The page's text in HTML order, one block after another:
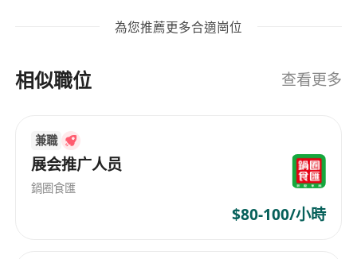
2) 2026年7月31至8月2日
---
• 登記禮品換領（確保資料準確）
• 與顧客互動推廣活動
無銷售壓力！
為您推薦更多合適崗位
相似職位 查看更多
兼職
展会推广人员
鍋圈食匯
$80-100/小時